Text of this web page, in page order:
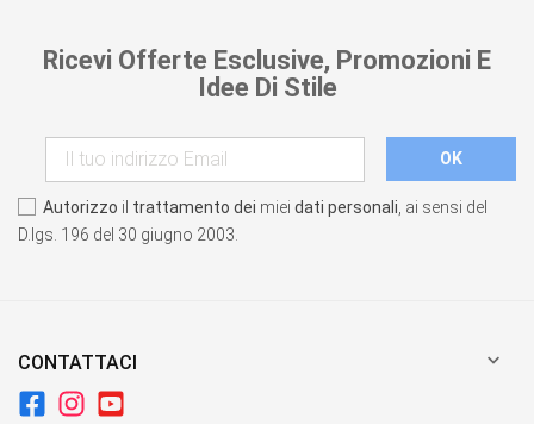
Ricevi Offerte Esclusive, Promozioni E
Idee Di Stile
Autorizzo il trattamento dei miei dati personali , ai sensi del
D.lgs. 196 del 30 giugno 2003.
CONTATTACI 